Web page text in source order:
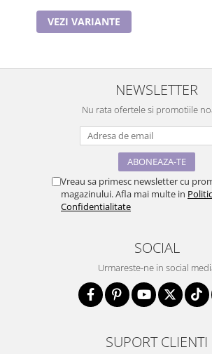
VEZI VARIANTE
NEWSLETTER
Nu rata ofertele si promotiile
Vreau sa primesc newsletter cu
magazinului. Afla mai multe in
Confidentialitate
SOCIAL
Urmareste-ne in social
SUPORT CLIENTI